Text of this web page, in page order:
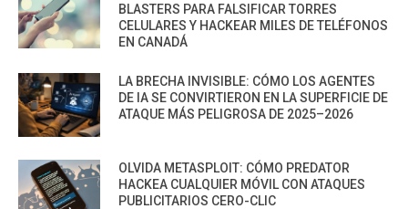
BLASTERS PARA FALSIFICAR TORRES
CELULARES Y HACKEAR MILES DE TELÉFONOS
EN CANADÁ
LA BRECHA INVISIBLE: CÓMO LOS AGENTES
DE IA SE CONVIRTIERON EN LA SUPERFICIE DE
ATAQUE MÁS PELIGROSA DE 2025–2026
OLVIDA METASPLOIT: CÓMO PREDATOR
HACKEA CUALQUIER MÓVIL CON ATAQUES
PUBLICITARIOS CERO-CLIC